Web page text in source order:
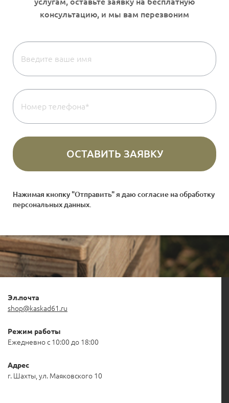
Нажимая кнопку "Отправить" я даю согласие наобработку
персональных данных
Эл.почта
shop@kaskad61.ru
Режим работы
Ежедневно с 10:00 до 18:00
Адрес
г. Шахты, ул. Маяковского 10